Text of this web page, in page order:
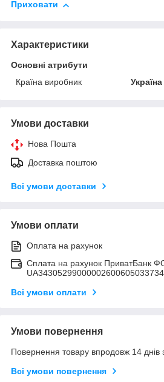
Приховати
Характеристики
Основні атрибути
Країна виробник
Україна
Умови доставки
Нова Пошта
Доставка поштою
Всі умови доставки
Умови оплати
Оплата на рахунок
Сплата на рахунок ПриватБанк
Всі умови оплати
Умови повернення
Повернення товару впродовж 14 днів
Всі умови повернення